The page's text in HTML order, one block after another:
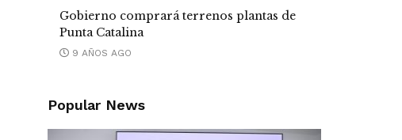
Gobierno comprará terrenos plantas de
Punta Catalina
9 AÑOS AGO
Popular News